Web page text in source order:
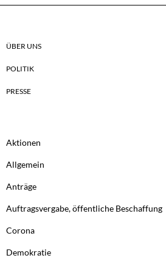
ÜBER UNS
POLITIK
PRESSE
Aktionen
Allgemein
Anträge
Auftragsvergabe, öffentliche Beschaffung
Corona
Demokratie